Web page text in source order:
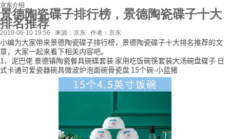
京东介绍
景德陶瓷碟子排行榜，景德陶瓷碟子十大
排名推荐
2019-06-10 19:56 来源：京东 作者：京东
小编为大家带来景德陶瓷碟子排行榜，景德陶瓷碟子十大排名推荐的文
章，大家一起来看下相关内容吧。
1、泥巴佬 景德镇陶瓷餐具碗碟套装 家用吃饭碗筷套装大汤碗盘碟子 日
式卡通可爱瓷器碗具微波炉泡面碗骨瓷盘 15个碗-小蓝猪